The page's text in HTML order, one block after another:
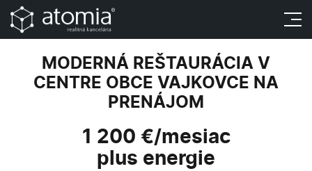
MODERNÁ REŠTAURÁCIA V
CENTRE OBCE VAJKOVCE NA
PRENÁJOM
1 200 €/mesiac
plus energie